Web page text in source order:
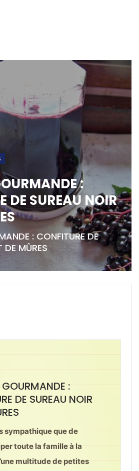
:
DE SUREAU NOIR
: CONFITURE DE
DE MÛRES
GOURMANDE :
DE SUREAU NOIR
sympathique que de
toute la famille à la
multitude de petites